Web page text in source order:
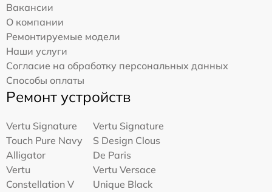
Вакансии
О компании
Ремонтируемые модели
Наши услуги
Согласие на обработку персональных данных
Способы оплаты
Ремонт устройств
Vertu Signature
Touch Pure Navy
Alligator
Vertu Signature
S Design Clous
De Paris
Vertu
Constellation V
Vertu Versace
Unique Black